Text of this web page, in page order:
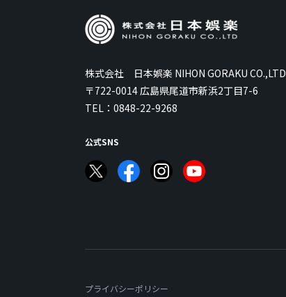
株式会社 日本娯楽 NIHON GORAKU CO.,LTD
〒722-0014 広島県尾道市新浜2丁目7-6
TEL： 0848-22-9268
公式SNS
プライバシーポリシー